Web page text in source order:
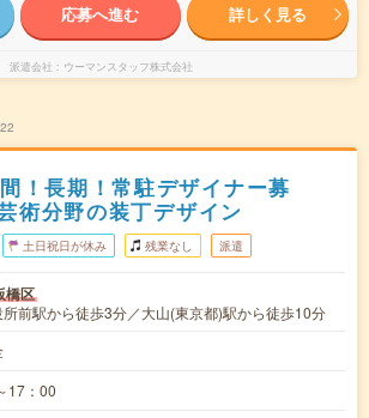
応募へ進む 詳しく見る
派遣会社 ウーマンスタッフ株式会社
！長期！常駐デザイナー募
術分野の装丁デザイン
土日祝日が休み 残業なし 派遣
橋区
前駅から徒歩3分／大山(東京都)駅から徒歩10分
17：00